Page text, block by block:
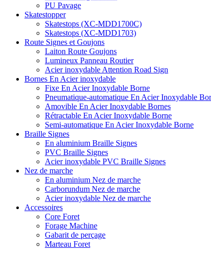
PU Pavage
Skatestopper
Skatestops (XC-MDD1700C)
Skatestops (XC-MDD1703)
Route Signes et Goujons
Laiton Route Goujons
Lumineux Panneau Routier
Acier inoxydable Attention Road Sign
Bornes En Acier inoxydable
Fixe En Acier Inoxydable Borne
Pneumatique-automatique En Acier Inoxydable
Amovible En Acier Inoxydable Bornes
Rétractable En Acier Inoxydable Borne
Semi-automatique En Acier Inoxydable Borne
Braille Signes
En aluminium Braille Signes
PVC Braille Signes
Acier inoxydable PVC Braille Signes
Nez de marche
En aluminium Nez de marche
Carborundum Nez de marche
Acier inoxydable Nez de marche
Accessoires
Core Foret
Forage Machine
Gabarit de perçage
Marteau Foret